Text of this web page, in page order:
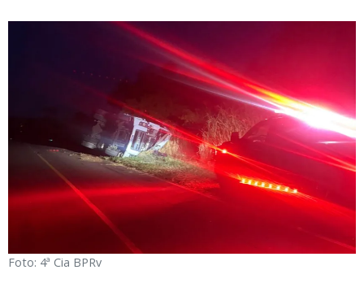
Foto: 4ª Cia BPRv